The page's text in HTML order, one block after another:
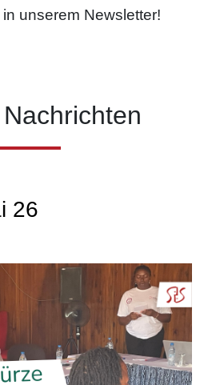
unserem Newsletter!
26